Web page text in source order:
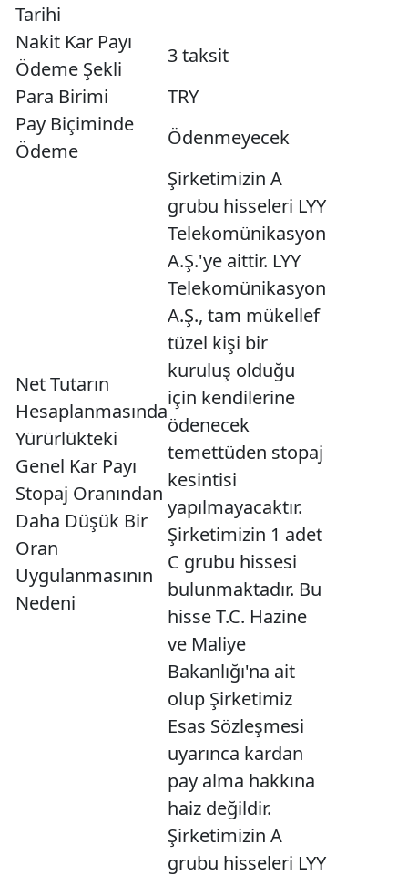
Tarihi
Nakit Kar Payı
Ödeme Şekli
3 taksit
Para Birimi
TRY
Pay Biçiminde
Ödeme
Ödenmeyecek
Net Tutarın
Hesaplanmasında
Yürürlükteki
Genel Kar Payı
Stopaj Oranından
Daha Düşük Bir
Oran
Uygulanmasının
Nedeni
Şirketimizin A
grubu hisseleri LYY
Telekomünikasyon
A.Ş.'ye aittir. LYY
Telekomünikasyon
A.Ş., tam mükellef
tüzel kişi bir
kuruluş olduğu
için kendilerine
ödenecek
temettüden stopaj
kesintisi
yapılmayacaktır.
Şirketimizin 1 adet
C grubu hissesi
bulunmaktadır. Bu
hisse T.C. Hazine
ve Maliye
Bakanlığı'na ait
olup Şirketimiz
Esas Sözleşmesi
uyarınca kardan
pay alma hakkına
haiz değildir.
Şirketimizin A
grubu hisseleri LYY